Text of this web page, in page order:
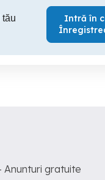
tău
Intră în
Anunturi gratuite